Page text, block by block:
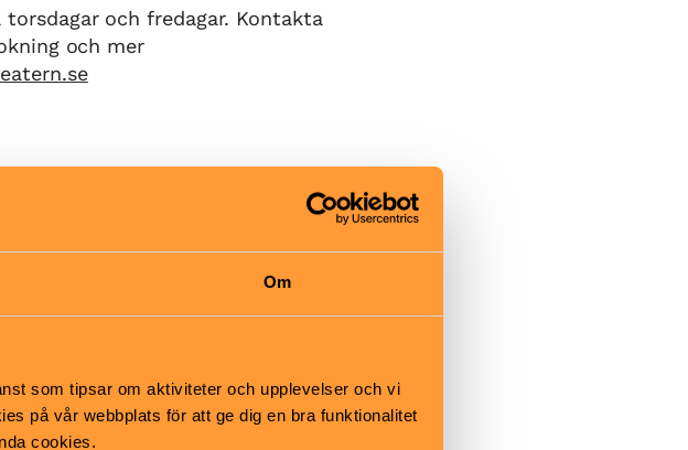
Om
som tipsar om aktiviteter och upplevelser och vi
på vår webbplats för att ge dig en bra funktionalitet
cookies.
och fredagar. Kontakta
och mer
mellan 0-13 år måste ha
av en betalande vuxen i
stadsbussar och
till Sergels torg.